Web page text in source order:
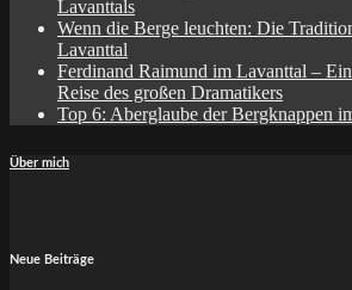
Lavanttals
Wenn die Berge leuchten: Die
Lavanttal
Ferdinand Raimund im Lavanttal –
Reise des großen Dramatikers
Top 6: Aberglaube der Bergknappen
Über mich
Neue Beiträge